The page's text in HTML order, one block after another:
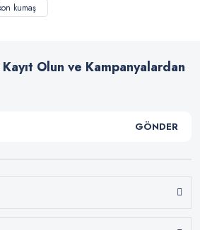
kumaş
Olun ve Kampanyalardan
GÖNDER